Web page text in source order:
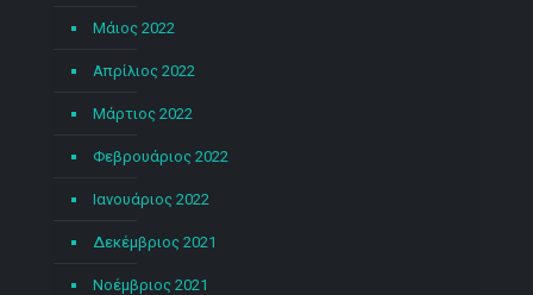
Μάιος 2022
Απρίλιος 2022
Μάρτιος 2022
Φεβρουάριος 2022
Ιανουάριος 2022
Δεκέμβριος 2021
Νοέμβριος 2021